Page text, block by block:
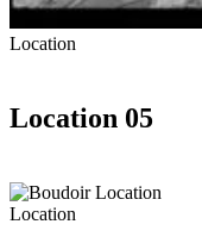
Location
Location 05
Location